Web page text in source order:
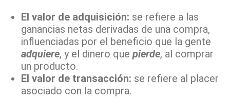
El valor de adquisición: se refiere a las
ganancias netas derivadas de una compra,
influenciadas por el beneficio que la gente
adquiere, y el dinero que pierde, al comprar
un producto.
El valor de transacción: se refiere al placer
asociado con la compra.